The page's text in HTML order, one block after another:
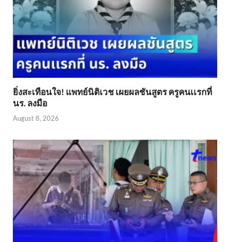
ยิ่งสะเทือนใจ! แพทย์นิติเวช เผยผลชันสูตร ครูคนเเรกที่
นร. ลงมือ
August 8, 2026